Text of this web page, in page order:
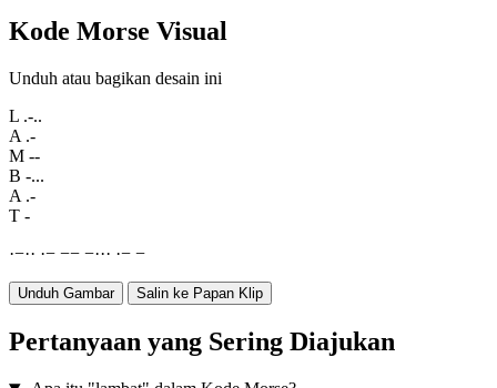
Kode Morse Visual
Unduh atau bagikan desain ini
L .-..
A .-
M --
B -...
A .-
T -
·−·· ·− −− −··· ·− −
Unduh Gambar Salin ke Papan Klip
Pertanyaan yang Sering Diajukan